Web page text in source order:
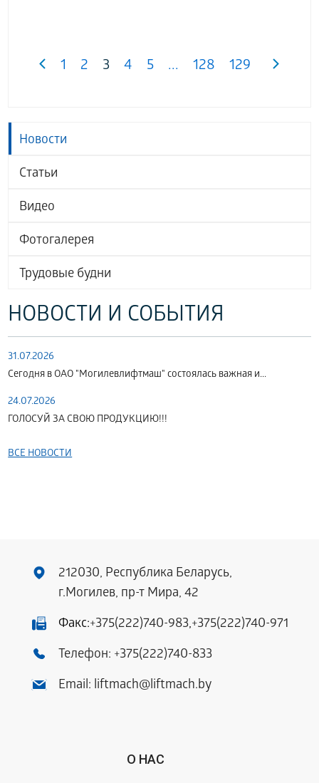
Новости
Статьи
Видео
Фотогалерея
Трудовые будни
НОВОСТИ И СОБЫТИЯ
31.07.2026
Сегодня в ОАО "Могилевлифтмаш" состоялась важная и...
24.07.2026
ГОЛОСУЙ ЗА СВОЮ ПРОДУКЦИЮ!!!
ВСЕ НОВОСТИ
1 2 3 4 5 ... 128 129
212030, Республика Беларусь,
г.Могилев, пр-т Мира, 42
Факс:+375(222)740-983,+375(222)740-971
Телефон: +375(222)740-833
Email: liftmach@liftmach.by
О НАС